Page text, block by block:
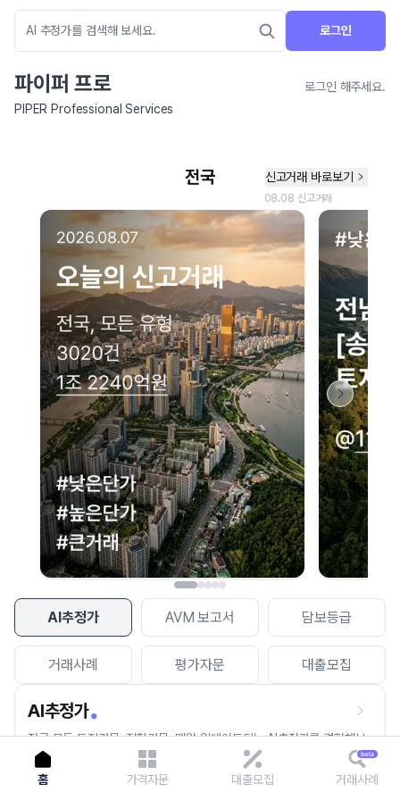
로그인
파이퍼 프로
로그인 해주세요.
PIPER Professional Services
AI추정가 AVM 보고서 담보등급
거래사례 평가자문 대출모집
AI추정가
전국 모든 토지건물, 집합건물, 매월 업데이트되는 AI추정가를 경험해보
세요.
네이버 지도 연결 안내
현재 네이버 지도 연결이 원활하지 않아 지도를 불러올 수 없습니다.
이용에 불편을 드려 죄송합니다.
다시 시도
홈 가격자문 대출모집 거래사례